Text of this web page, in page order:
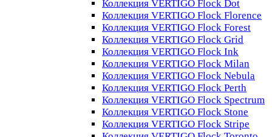
Коллекция VERTIGO Flock Dot
Коллекция VERTIGO Flock Florence
Коллекция VERTIGO Flock Forest
Коллекция VERTIGO Flock Grid
Коллекция VERTIGO Flock Ink
Коллекция VERTIGO Flock Milan
Коллекция VERTIGO Flock Nebula
Коллекция VERTIGO Flock Perth
Коллекция VERTIGO Flock Spectrum
Коллекция VERTIGO Flock Stone
Коллекция VERTIGO Flock Stripe